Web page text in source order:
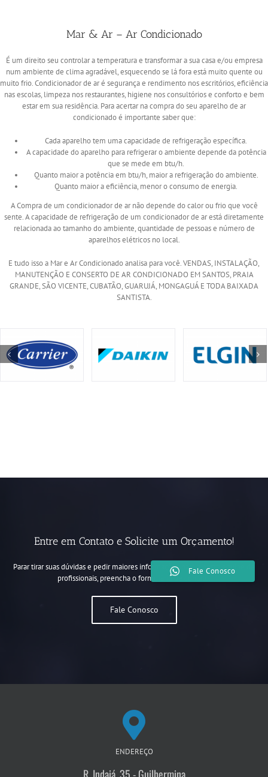
Mar & Ar – Ar Condicionado
É um direito seu controlar a temperatura e transformar a sua casa e/ou empresa
num ambiente de clima agradável, esquecendo se lá fora está muito quente ou
muito frio. Condicionador de ar é segurança e rendimento nos escritórios, eficiência
nas escolas, limpeza nos restaurantes, higiene nos consultórios e conforto e bem
estar em sua residência. Para acertar na compra do seu aparelho de ar
condicionado é importante saber que:
Cada aparelho tem uma capacidade de refrigeração específica.
A capacidade do aparelho para refrigerar o ambiente depende da potência
que se mede em btu/h.
Quanto maior a potência em btu/h, maior a refrigeração do ambiente.
Quanto maior a eficiência, menor o consumo de energia.
A Compra de um condicionador de ar não depende do calor ou frio que você
sente. A capacidade de refrigeração de um condicionador de ar está diretamente
relacionada ao tamanho do ambiente, quantidade de pessoas e número de
aparelhos elétricos no local.
E tudo isso a Mar e Ar Condicionado analisa para você. VENDAS, INSTALAÇÃO,
MANUTENÇÃO E CONSERTO DE AR CONDICIONADO EM SANTOS, PRAIA
GRANDE, SÃO VICENTE, CUBATÃO, GUARUJÁ, MONGAGUÁ E TODA BAIXADA
SANTISTA.
Entre em Contato e Solicite um Orçamento!
Parar tirar suas dúvidas e pedir maiores informações para a nossa equipe de
profissionais, preencha o formulário de contato.
Fale Conosco
ENDEREÇO
Fale Conosco